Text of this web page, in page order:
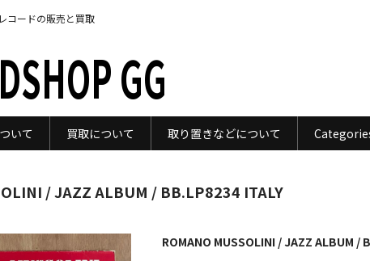
コードの販売と買取
GG
いて 買取について 取り置きなどについて
/ JAZZ ALBUM / BB.LP8234 ITALY
ROMANO MUSSOLINI / JAZZ ALBUM /